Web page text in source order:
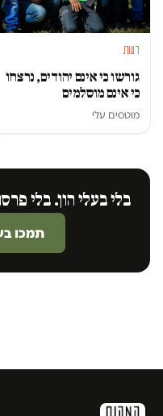
דעות
גורשו כי אינם יהודים, נרצחו
כי אינם מוסלמים
מוטסים עלי
בלי בעלי הון. בלי
תמכו